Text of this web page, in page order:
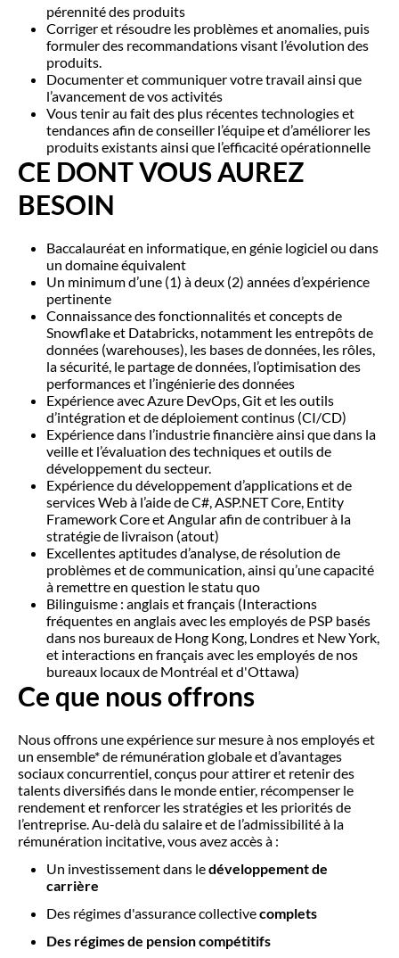
pérennité des produits
Corriger et résoudre les problèmes et anomalies, puis
formuler des recommandations visant l’évolution des
produits.
Documenter et communiquer votre travail ainsi que
l’avancement de vos activités
Vous tenir au fait des plus récentes technologies et
tendances afin de conseiller l’équipe et d’améliorer les
produits existants ainsi que l’efficacité opérationnelle
CE DONT VOUS AUREZ
BESOIN
Baccalauréat en informatique, en génie logiciel ou dans
un domaine équivalent
Un minimum d’une (1) à deux (2) années d’expérience
pertinente
Connaissance des fonctionnalités et concepts de
Snowflake et Databricks, notamment les entrepôts de
données (warehouses), les bases de données, les rôles,
la sécurité, le partage de données, l’optimisation des
performances et l’ingénierie des données
Expérience avec Azure DevOps, Git et les outils
d’intégration et de déploiement continus (CI/CD)
Expérience dans l’industrie financière ainsi que dans la
veille et l’évaluation des techniques et outils de
développement du secteur.
Expérience du développement d’applications et de
services Web à l’aide de C#, ASP.NET Core, Entity
Framework Core et Angular afin de contribuer à la
stratégie de livraison (atout)
Excellentes aptitudes d’analyse, de résolution de
problèmes et de communication, ainsi qu’une capacité
à remettre en question le statu quo
Bilinguisme : anglais et français (Interactions
fréquentes en anglais avec les employés de PSP basés
dans nos bureaux de Hong Kong, Londres et New York,
et interactions en français avec les employés de nos
bureaux locaux de Montréal et d'Ottawa)
Ce que nous offrons
Nous offrons une expérience sur mesure à nos employés et
un ensemble* de rémunération globale et d’avantages
sociaux concurrentiel, conçus pour attirer et retenir des
talents diversifiés dans le monde entier, récompenser le
rendement et renforcer les stratégies et les priorités de
l’entreprise. Au-delà du salaire et de l’admissibilité à la
rémunération incitative, vous avez accès à :
Un investissement dans ledéveloppement de
carrière
Des régimes d'assurance collectivecomplets
Des régimes de pension compétitifs